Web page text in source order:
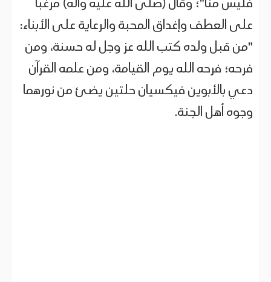
فليس منا"؛ وقال (صلى الله عليه وآله) مرغبا
على العطف وإغداق المحبة والرعاية على الأبناء:
"من قبل ولده كتب الله عز وجل له حسنة، ومن
فرحه؛ فرحه الله يوم القيامة، ومن علمه القرآن
دعي بالأبوين فيكسيان حلتين يضئ من نورهما
وجوه أهل الجنة.